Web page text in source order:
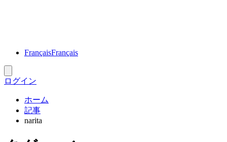
FrançaisFrançais
ログイン
ホーム
記事
narita